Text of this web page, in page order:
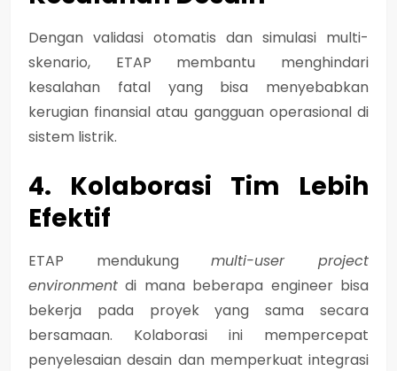
Dengan validasi otomatis dan simulasi multi-
skenario, ETAP membantu menghindari
kesalahan fatal yang bisa menyebabkan
kerugian finansial atau gangguan operasional di
sistem listrik.
4. Kolaborasi Tim Lebih
Efektif
ETAP mendukungmulti-user project
environment di mana beberapa engineer bisa
bekerja pada proyek yang sama secara
bersamaan. Kolaborasi ini mempercepat
penyelesaian desain dan memperkuat integrasi